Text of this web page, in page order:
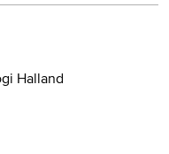
Halland